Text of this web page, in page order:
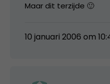
Maar dit terzijde 🙂
10 januari 2006 om